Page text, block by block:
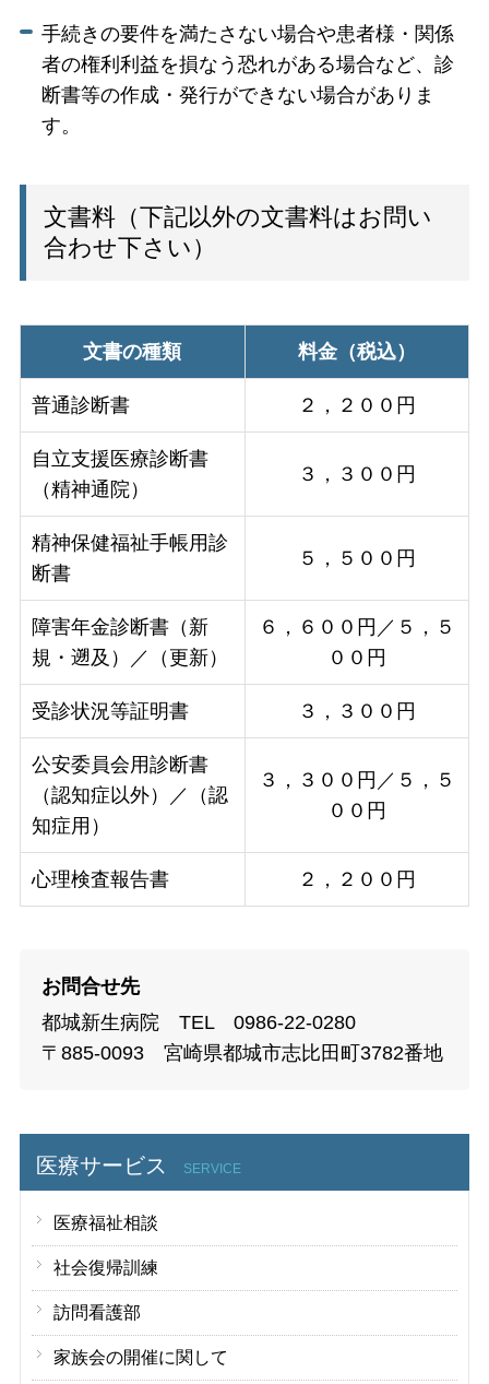
手続きの要件を満たさない場合や患者様・関係
者の権利利益を損なう恐れがある場合など、診
断書等の作成・発行ができない場合がありま
す。
文書料（下記以外の文書料はお問い
合わせ下さい）
文書の種類 料金（税込）
普通診断書 ２，２００円
自立支援医療診断書
（精神通院）
３，３００円
精神保健福祉手帳用診
断書
５，５００円
障害年金診断書（新
規・遡及）／（更新）
６，６００円／５，５
００円
受診状況等証明書 ３，３００円
公安委員会用診断書
（認知症以外）／（認
知症用）
３，３００円／５，５
００円
心理検査報告書 ２，２００円
お問合せ先
都城新生病院 TEL 0986-22-0280
〒885-0093 宮崎県都城市志比田町3782番地
医療サービス SERVICE
医療福祉相談
社会復帰訓練
訪問看護部
家族会の開催に関して